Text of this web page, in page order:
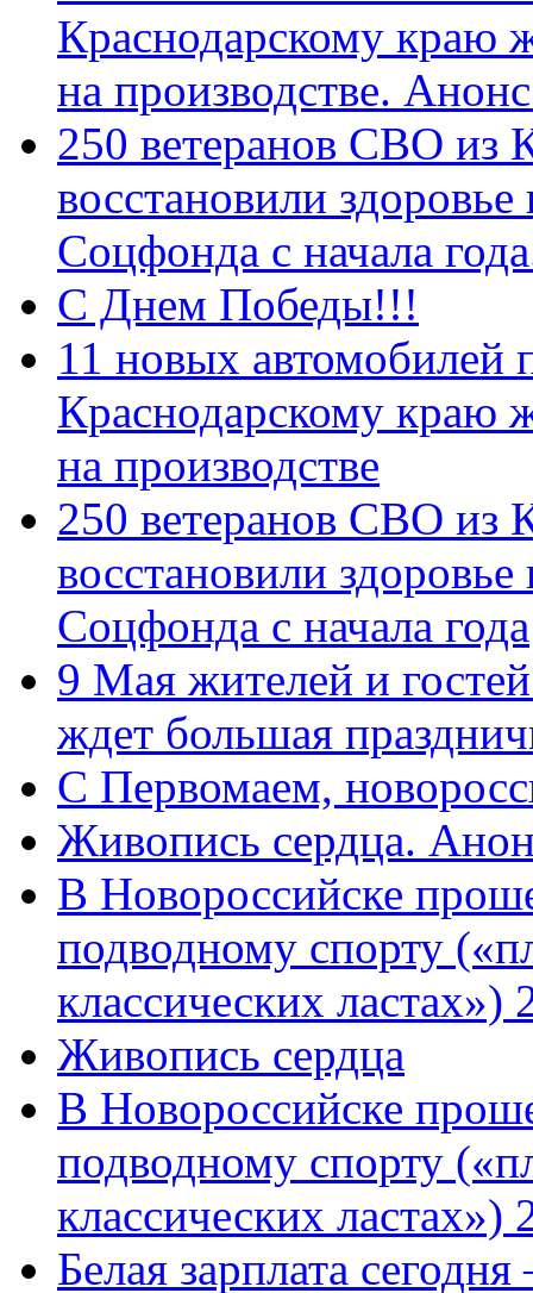
Краснодарскому краю
на производстве.
250 ветеранов СВО из
восстановили
Соцфонда с начала
С Днем Победы!!!
11 новых автомобилей
Краснодарскому краю
на производстве
250 ветеранов СВО из
восстановили
Соцфонда с начала года
9 Мая жителей и
ждет большая
C Первомаем,
Живопись сердца.
В Новороссийске
подводному спорту
классических
Живопись сердца
В Новороссийске
подводному спорту
классических ластах»)
Белая зарплата